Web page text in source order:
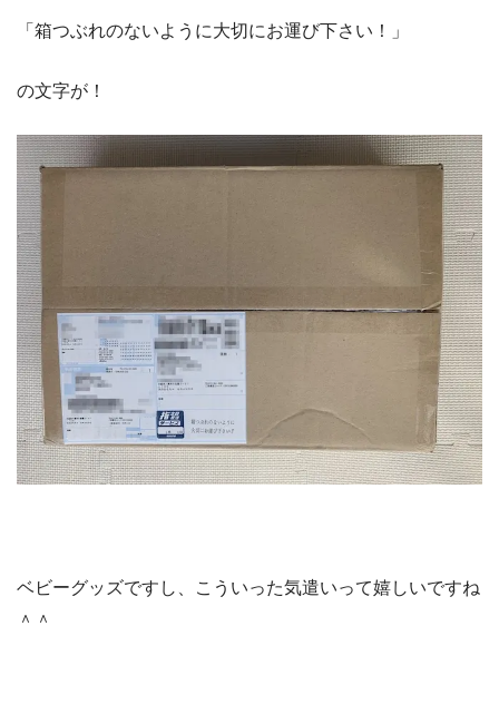
「箱つぶれのないように大切にお運び下さい！」
の文字が！
ベビーグッズですし、こういった気遣いって嬉しいですね
＾＾